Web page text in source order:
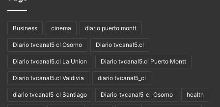
Business cinema diario puerto montt
Diario tvcanal5 cl Osorno Diario tvcanal5.cl
Diario tvcanal5.cl La Union Diario tvcanal5.cl Puerto Montt
Diario tvcanal5.cl Valdivia diario tvcanal5_cl
diario tvcanal5_cl Santiago Diario_tvcanal5_cl_Osorno health